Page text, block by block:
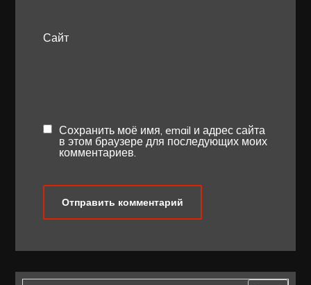
Сайт
Сохранить моё имя, email и адрес сайта
в этом браузере для последующих моих
комментариев.